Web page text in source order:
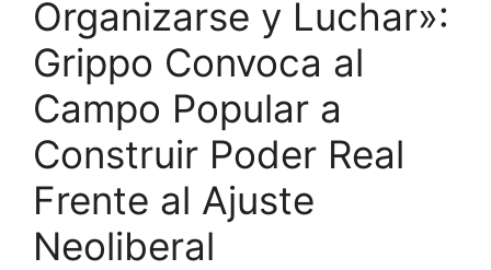
Organizarse y Luchar»:
Grippo Convoca al
Campo Popular a
Construir Poder Real
Frente al Ajuste
Neoliberal